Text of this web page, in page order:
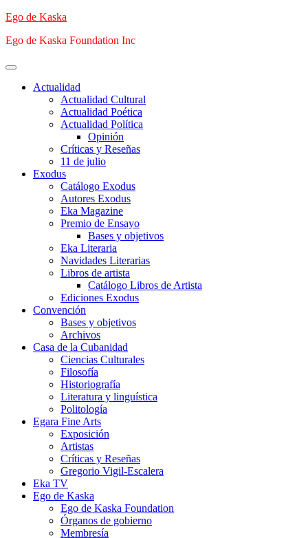
Saltar
contenido
Ego de Kaska
Ego de Kaska Foundation Inc
Menú
principalActualidad
Actualidad Cultural
Actualidad Poética
Actualidad Política
Opinión
Críticas y Reseñas
11 de julio
Exodus
Catálogo Exodus
Autores Exodus
Eka Magazine
Premio de Ensayo
Bases y objetivos
Eka Literaria
Navidades Literarias
Libros de artista
Catálogo Libros de Artista
Ediciones Exodus
Convención
Bases y objetivos
Archivos
Casa de la Cubanidad
Ciencias Culturales
Filosofía
Historiografía
Literatura y linguística
Politología
Egara Fine Arts
Exposición
Artistas
Críticas y Reseñas
Gregorio Vigil-Escalera
Eka TV
Ego de Kaska
Ego de Kaska Foundation
Órganos de gobierno
Membresía